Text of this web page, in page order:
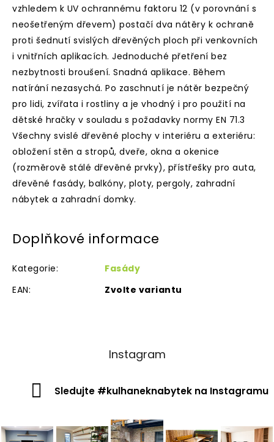
vzhledem k UV ochrannému faktoru 12 (v porovnání s
neošetřeným dřevem) postačí dva nátěry k ochraně
proti šednutí svislých dřevěných ploch při venkovních
i vnitřních aplikacích. Jednoduché přetření bez
nezbytnosti broušení. Snadná aplikace. Během
natírání nezasychá. Po zaschnutí je nátěr bezpečný
pro lidi, zvířata i rostliny a je vhodný i pro použití na
dětské hračky v souladu s požadavky normy EN 71.3
Všechny svislé dřevěné plochy v interiéru a exteriéru:
obložení stěn a stropů, dveře, okna a okenice
(rozměrově stálé dřevěné prvky), přístřešky pro auta,
dřevěné fasády, balkóny, ploty, pergoly, zahradní
nábytek a zahradní domky.
Doplňkové informace
Kategorie:
Fasády
EAN: Zvolte variantu
Instagram
Sledujte #kulhaneknabytek na Instagramu